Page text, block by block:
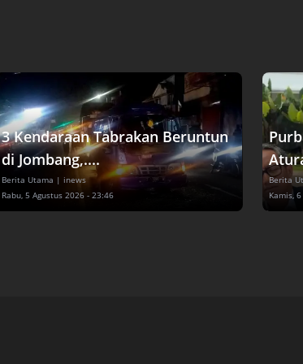
3 Kendaraan Tabrakan Beruntun
di Jombang,....
Berita Utama | inews
Rabu, 5 Agustus 2026 - 23:46
Berita
Kamis,